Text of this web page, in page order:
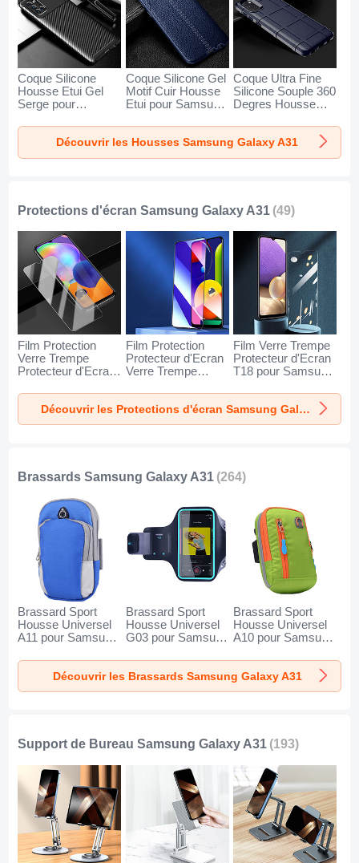
Coque Silicone
Housse Etui Gel
Serge pour
A31 Noir
Coque Silicone Gel
Motif Cuir Housse
Etui pour Samsung
Coque Ultra Fine
Silicone Souple 360
Degres Housse
Galaxy A31 Bleu
Découvrir les Housses Samsung Galaxy A31
Protections d'écran Samsung Galaxy A31 (49)
Film Protection
Verre Trempe
Protecteur d'Ecran
Galaxy A31 Clair
Film Protection
Protecteur d'Ecran
Verre Trempe
Lumiere Bleue F02
pour Samsung
Galaxy A31 Noir
Film Verre Trempe
Protecteur d'Ecran
T18 pour Samsung
Découvrir les Protections d'écran Samsung Galaxy A31
Brassards Samsung Galaxy A31 (264)
Brassard Sport
Housse Universel
A11 pour Samsung
Brassard Sport
Housse Universel
G03 pour Samsung
Brassard Sport
Housse Universel
A10 pour Samsung
Découvrir les Brassards Samsung Galaxy A31
Support de Bureau Samsung Galaxy A31 (193)